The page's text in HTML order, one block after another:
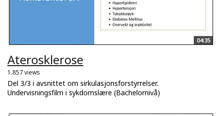
04:35
Aterosklerose
1.857 views
Del 3/3 i avsnittet om sirkulasjonsforstyrrelser.
Undervisningsfilm i sykdomslære (Bachelornivå)